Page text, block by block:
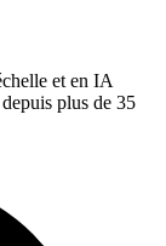
et en IA
plus de 35